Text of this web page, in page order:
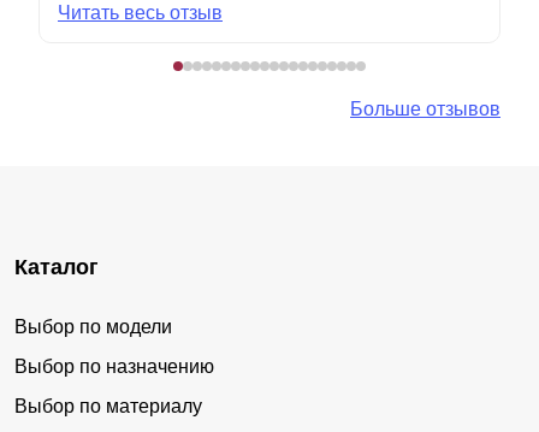
Читать весь отзыв
Больше отзывов
Каталог
Выбор по модели
Выбор по назначению
Выбор по материалу